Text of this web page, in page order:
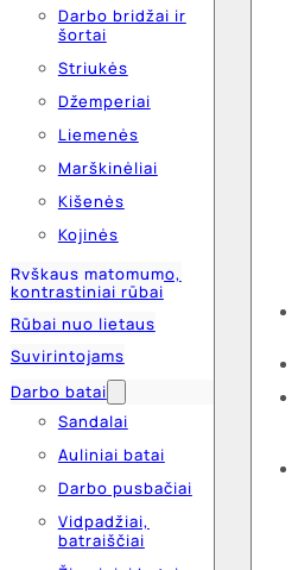
Darbo bridžai ir
šortai
Striukės
Džemperiai
Liemenės
Marškinėliai
Kišenės
Kojinės
Ryškaus matomumo,
kontrastiniai rūbai
Rūbai nuo lietaus
Suvirintojams
Darbo batai
Sandalai
Auliniai batai
Darbo pusbačiai
Vidpadžiai,
batraiščiai